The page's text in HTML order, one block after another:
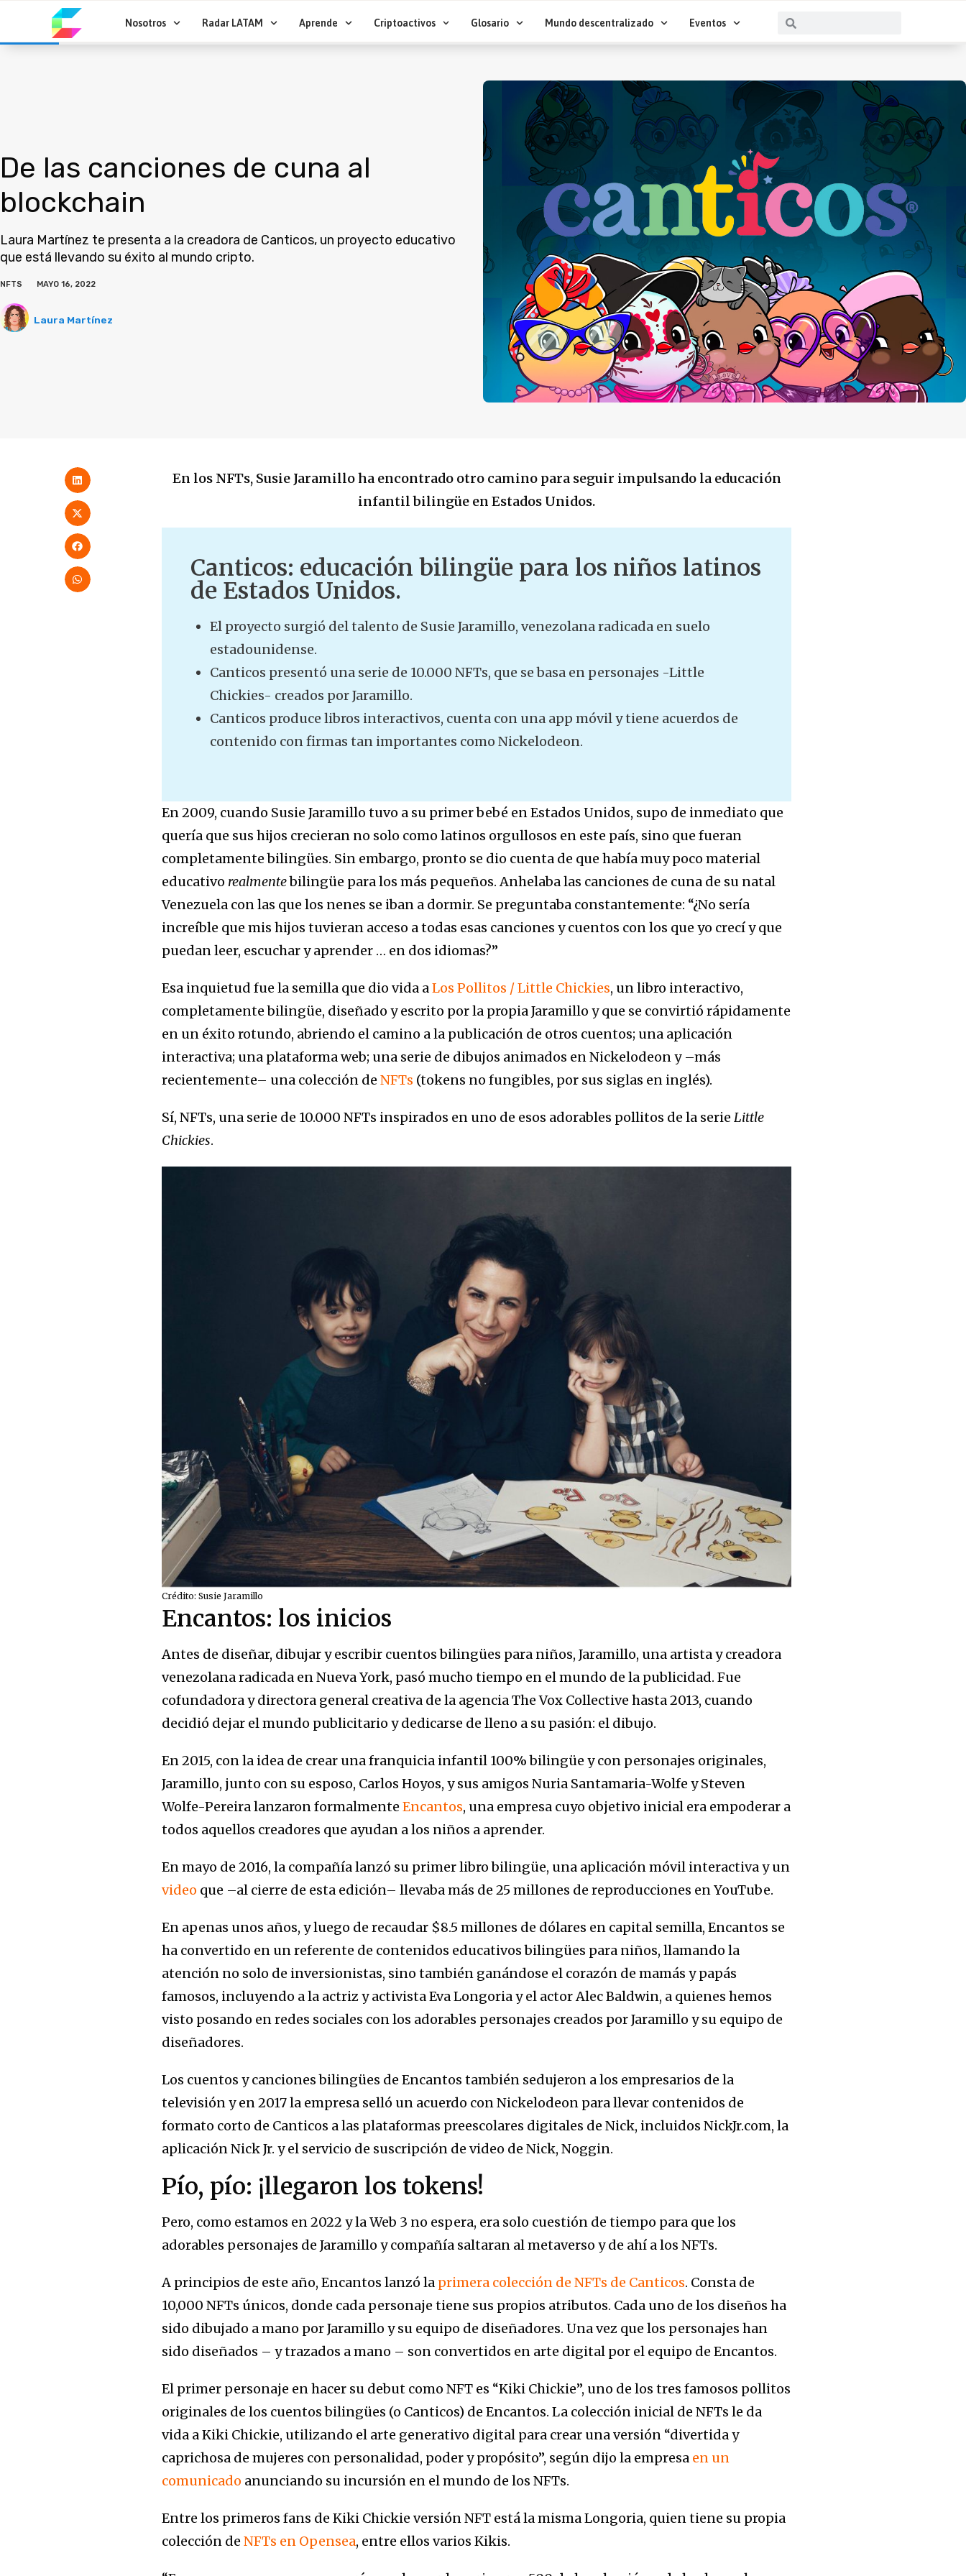
contenido
Nosotros Radar LATAM Aprende Criptoactivos Glosario Mundo descentralizado Eventos Buscar
De las canciones de cuna al
blockchain
Laura Martínez te presenta a la creadora de Canticos, un proyecto educativo
que está llevando su éxito al mundo cripto.
NFTS MAYO 16, 2022
Laura Martínez
En los NFTs, Susie Jaramillo ha encontrado otro camino para seguir impulsando la educación
infantil bilingüe en Estados Unidos.
Canticos: educación bilingüe para los niños latinos
de Estados Unidos.
El proyecto surgió del talento de Susie Jaramillo, venezolana radicada en suelo
estadounidense.
Canticos presentó una serie de 10.000 NFTs, que se basa en personajes -Little
Chickies- creados por Jaramillo.
Canticos produce libros interactivos, cuenta con una app móvil y tiene acuerdos de
contenido con firmas tan importantes como Nickelodeon.
En 2009, cuando Susie Jaramillo tuvo a su primer bebé en Estados Unidos, supo de inmediato que
quería que sus hijos crecieran no solo como latinos orgullosos en este país, sino que fueran
completamente bilingües. Sin embargo, pronto se dio cuenta de que había muy poco material
educativo realmentebilingüe para los más pequeños. Anhelaba las canciones de cuna de su natal
Venezuela con las que los nenes se iban a dormir. Se preguntaba constantemente: “¿No sería
increíble que mis hijos tuvieran acceso a todas esas canciones y cuentos con los que yo crecí y que
puedan leer, escuchar y aprender … en dos idiomas?”
Esa inquietud fue la semilla que dio vida aLos Pollitos / Little Chickies, un libro interactivo,
completamente bilingüe, diseñado y escrito por la propia Jaramillo y que se convirtió rápidamente
en un éxito rotundo, abriendo el camino a la publicación de otros cuentos; una aplicación
interactiva; una plataforma web; una serie de dibujos animados en Nickelodeon y –más
recientemente– una colección deNFTs (tokens no fungibles, por sus siglas en inglés).
Sí, NFTs, una serie de 10.000 NFTs inspirados en uno de esos adorables pollitos de la serieLittle
Chickies.
Crédito: Susie Jaramillo
Encantos: los inicios
Antes de diseñar, dibujar y escribir cuentos bilingües para niños, Jaramillo, una artista y creadora
venezolana radicada en Nueva York, pasó mucho tiempo en el mundo de la publicidad. Fue
cofundadora y directora general creativa de la agencia The Vox Collective hasta 2013, cuando
decidió dejar el mundo publicitario y dedicarse de lleno a su pasión: el dibujo.
En 2015, con la idea de crear una franquicia infantil 100% bilingüe y con personajes originales,
Jaramillo, junto con su esposo, Carlos Hoyos, y sus amigos Nuria Santamaria-Wolfe y Steven
Wolfe-Pereira lanzaron formalmenteEncantos, una empresa cuyo objetivo inicial era empoderar a
todos aquellos creadores que ayudan a los niños a aprender.
En mayo de 2016, la compañía lanzó su primer libro bilingüe, una aplicación móvil interactiva y un
video que –al cierre de esta edición– llevaba más de 25 millones de reproducciones en YouTube.
En apenas unos años, y luego de recaudar $8.5 millones de dólares en capital semilla, Encantos se
ha convertido en un referente de contenidos educativos bilingües para niños, llamando la
atención no solo de inversionistas, sino también ganándose el corazón de mamás y papás
famosos, incluyendo a la actriz y activista Eva Longoria y el actor Alec Baldwin, a quienes hemos
visto posando en redes sociales con los adorables personajes creados por Jaramillo y su equipo de
diseñadores.
Los cuentos y canciones bilingües de Encantos también sedujeron a los empresarios de la
televisión y en 2017 la empresa selló un acuerdo con Nickelodeon para llevar contenidos de
formato corto de Canticos a las plataformas preescolares digitales de Nick, incluidos NickJr.com, la
aplicación Nick Jr. y el servicio de suscripción de video de Nick, Noggin.
Pío, pío: ¡llegaron los tokens!
Pero, como estamos en 2022 y la Web 3 no espera, era solo cuestión de tiempo para que los
adorables personajes de Jaramillo y compañía saltaran al metaverso y de ahí a los NFTs.
A principios de este año, Encantos lanzó la primera colección de NFTs de Canticos. Consta de
10,000 NFTs únicos, donde cada personaje tiene sus propios atributos. Cada uno de los diseños ha
sido dibujado a mano por Jaramillo y su equipo de diseñadores. Una vez que los personajes han
sido diseñados – y trazados a mano – son convertidos en arte digital por el equipo de Encantos.
El primer personaje en hacer su debut como NFT es “Kiki Chickie”, uno de los tres famosos pollitos
originales de los cuentos bilingües (o Canticos) de Encantos. La colección inicial de NFTs le da
vida a Kiki Chickie, utilizando el arte generativo digital para crear una versión “divertida y
caprichosa de mujeres con personalidad, poder y propósito”, según dijo la empresa en un
comunicado anunciando su incursión en el mundo de los NFTs.
Entre los primeros fans de Kiki Chickie versión NFT está la misma Longoria, quien tiene su propia
colección deNFTs en Opensea, entre ellos varios Kikis.